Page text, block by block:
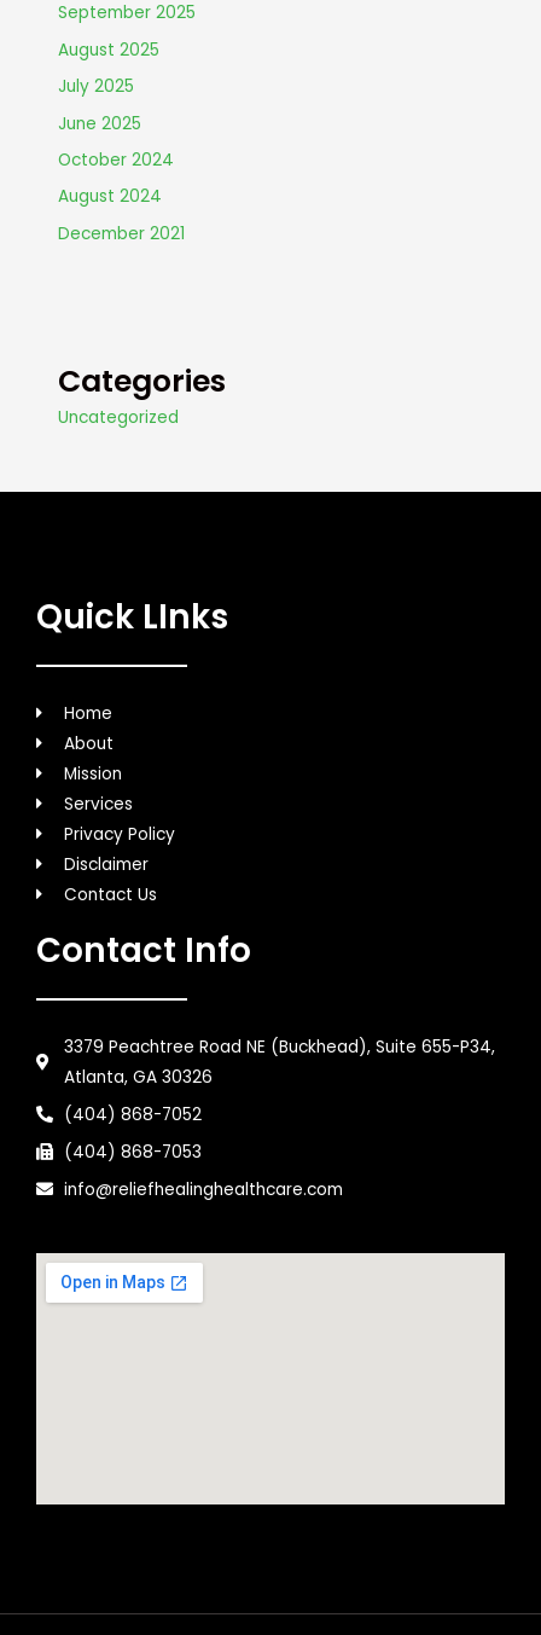
September 2025
August 2025
July 2025
June 2025
October 2024
August 2024
December 2021
Categories
Uncategorized
Quick LInks
Home
About
Mission
Services
Privacy Policy
Disclaimer
Contact Us
Contact Info
3379 Peachtree Road NE (Buckhead), Suite 655-P34,
Atlanta, GA 30326
(404) 868-7052
(404) 868-7053
info@reliefhealinghealthcare.com